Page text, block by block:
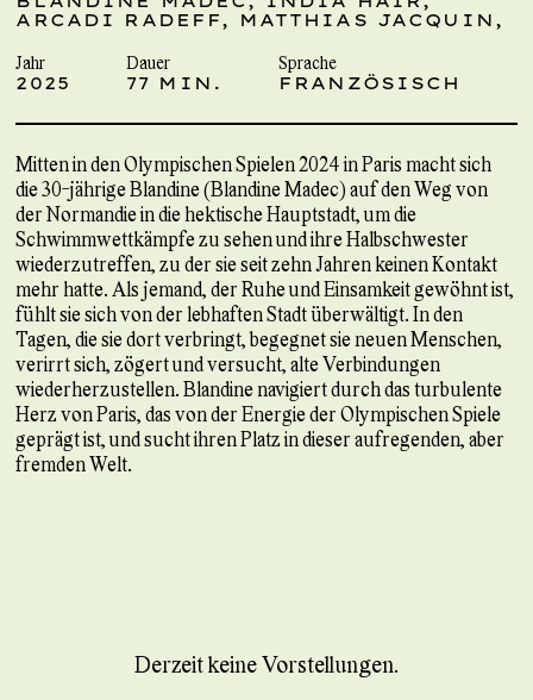
Derzeit keine Vorstellungen.
ARCADI RADEFF, MATTHIAS JACQUIN,
Jahr
2025
Dauer
77 MIN.
Sprache
FRANZÖSISCH
Mitten in den Olympischen Spielen 2024 in Paris macht sich
die 30-jährige Blandine (Blandine Madec) auf den Weg von
der Normandie in die hektische Hauptstadt, um die
Schwimmwettkämpfe zu sehen und ihre Halbschwester
wiederzutreffen, zu der sie seit zehn Jahren keinen Kontakt
mehr hatte. Als jemand, der Ruhe und Einsamkeit gewöhnt ist,
fühlt sie sich von der lebhaften Stadt überwältigt. In den
Tagen, die sie dort verbringt, begegnet sie neuen Menschen,
verirrt sich, zögert und versucht, alte Verbindungen
wiederherzustellen. Blandine navigiert durch das turbulente
Herz von Paris, das von der Energie der Olympischen Spiele
geprägt ist, und sucht ihren Platz in dieser aufregenden, aber
fremden Welt.